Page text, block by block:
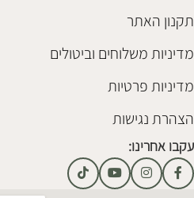
תקנון האתר
מדיניות משלוחים וביטולים
מדיניות פרטיות
הצהרת נגישות
עקבו אחרינו: